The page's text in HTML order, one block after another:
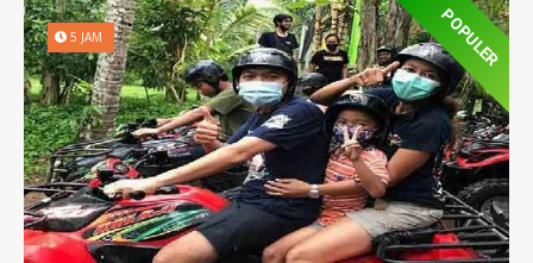
POPULER
5 JAM